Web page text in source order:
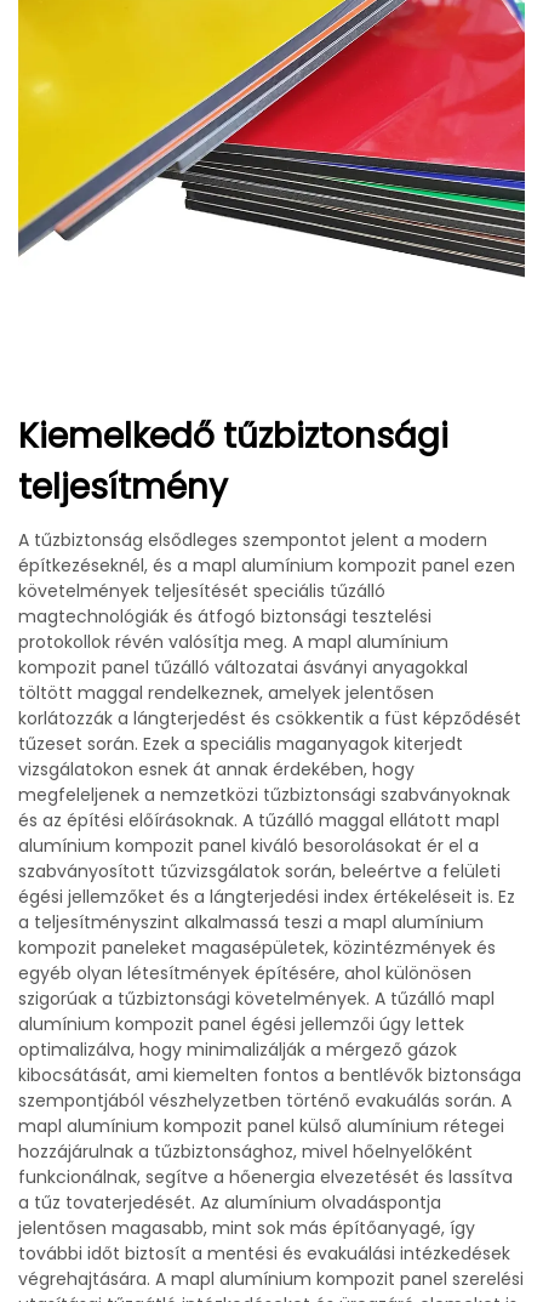
Kiemelkedő tűzbiztonsági
teljesítmény
A tűzbiztonság elsődleges szempontot jelent a modern
építkezéseknél, és a mapl alumínium kompozit panel ezen
követelmények teljesítését speciális tűzálló
magtechnológiák és átfogó biztonsági tesztelési
protokollok révén valósítja meg. A mapl alumínium
kompozit panel tűzálló változatai ásványi anyagokkal
töltött maggal rendelkeznek, amelyek jelentősen
korlátozzák a lángterjedést és csökkentik a füst képződését
tűzeset során. Ezek a speciális maganyagok kiterjedt
vizsgálatokon esnek át annak érdekében, hogy
megfeleljenek a nemzetközi tűzbiztonsági szabványoknak
és az építési előírásoknak. A tűzálló maggal ellátott mapl
alumínium kompozit panel kiváló besorolásokat ér el a
szabványosított tűzvizsgálatok során, beleértve a felületi
égési jellemzőket és a lángterjedési index értékeléseit is. Ez
a teljesítményszint alkalmassá teszi a mapl alumínium
kompozit paneleket magasépületek, közintézmények és
egyéb olyan létesítmények építésére, ahol különösen
szigorúak a tűzbiztonsági követelmények. A tűzálló mapl
alumínium kompozit panel égési jellemzői úgy lettek
optimalizálva, hogy minimalizálják a mérgező gázok
kibocsátását, ami kiemelten fontos a bentlévők biztonsága
szempontjából vészhelyzetben történő evakuálás során. A
mapl alumínium kompozit panel külső alumínium rétegei
hozzájárulnak a tűzbiztonsághoz, mivel hőelnyelőként
funkcionálnak, segítve a hőenergia elvezetését és lassítva
a tűz tovaterjedését. Az alumínium olvadáspontja
jelentősen magasabb, mint sok más építőanyagé, így
további időt biztosít a mentési és evakuálási intézkedések
végrehajtására. A mapl alumínium kompozit panel szerelési